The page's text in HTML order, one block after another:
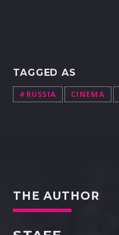
TAGGED AS
#RUSSIA CINEMA
THE AUTHOR